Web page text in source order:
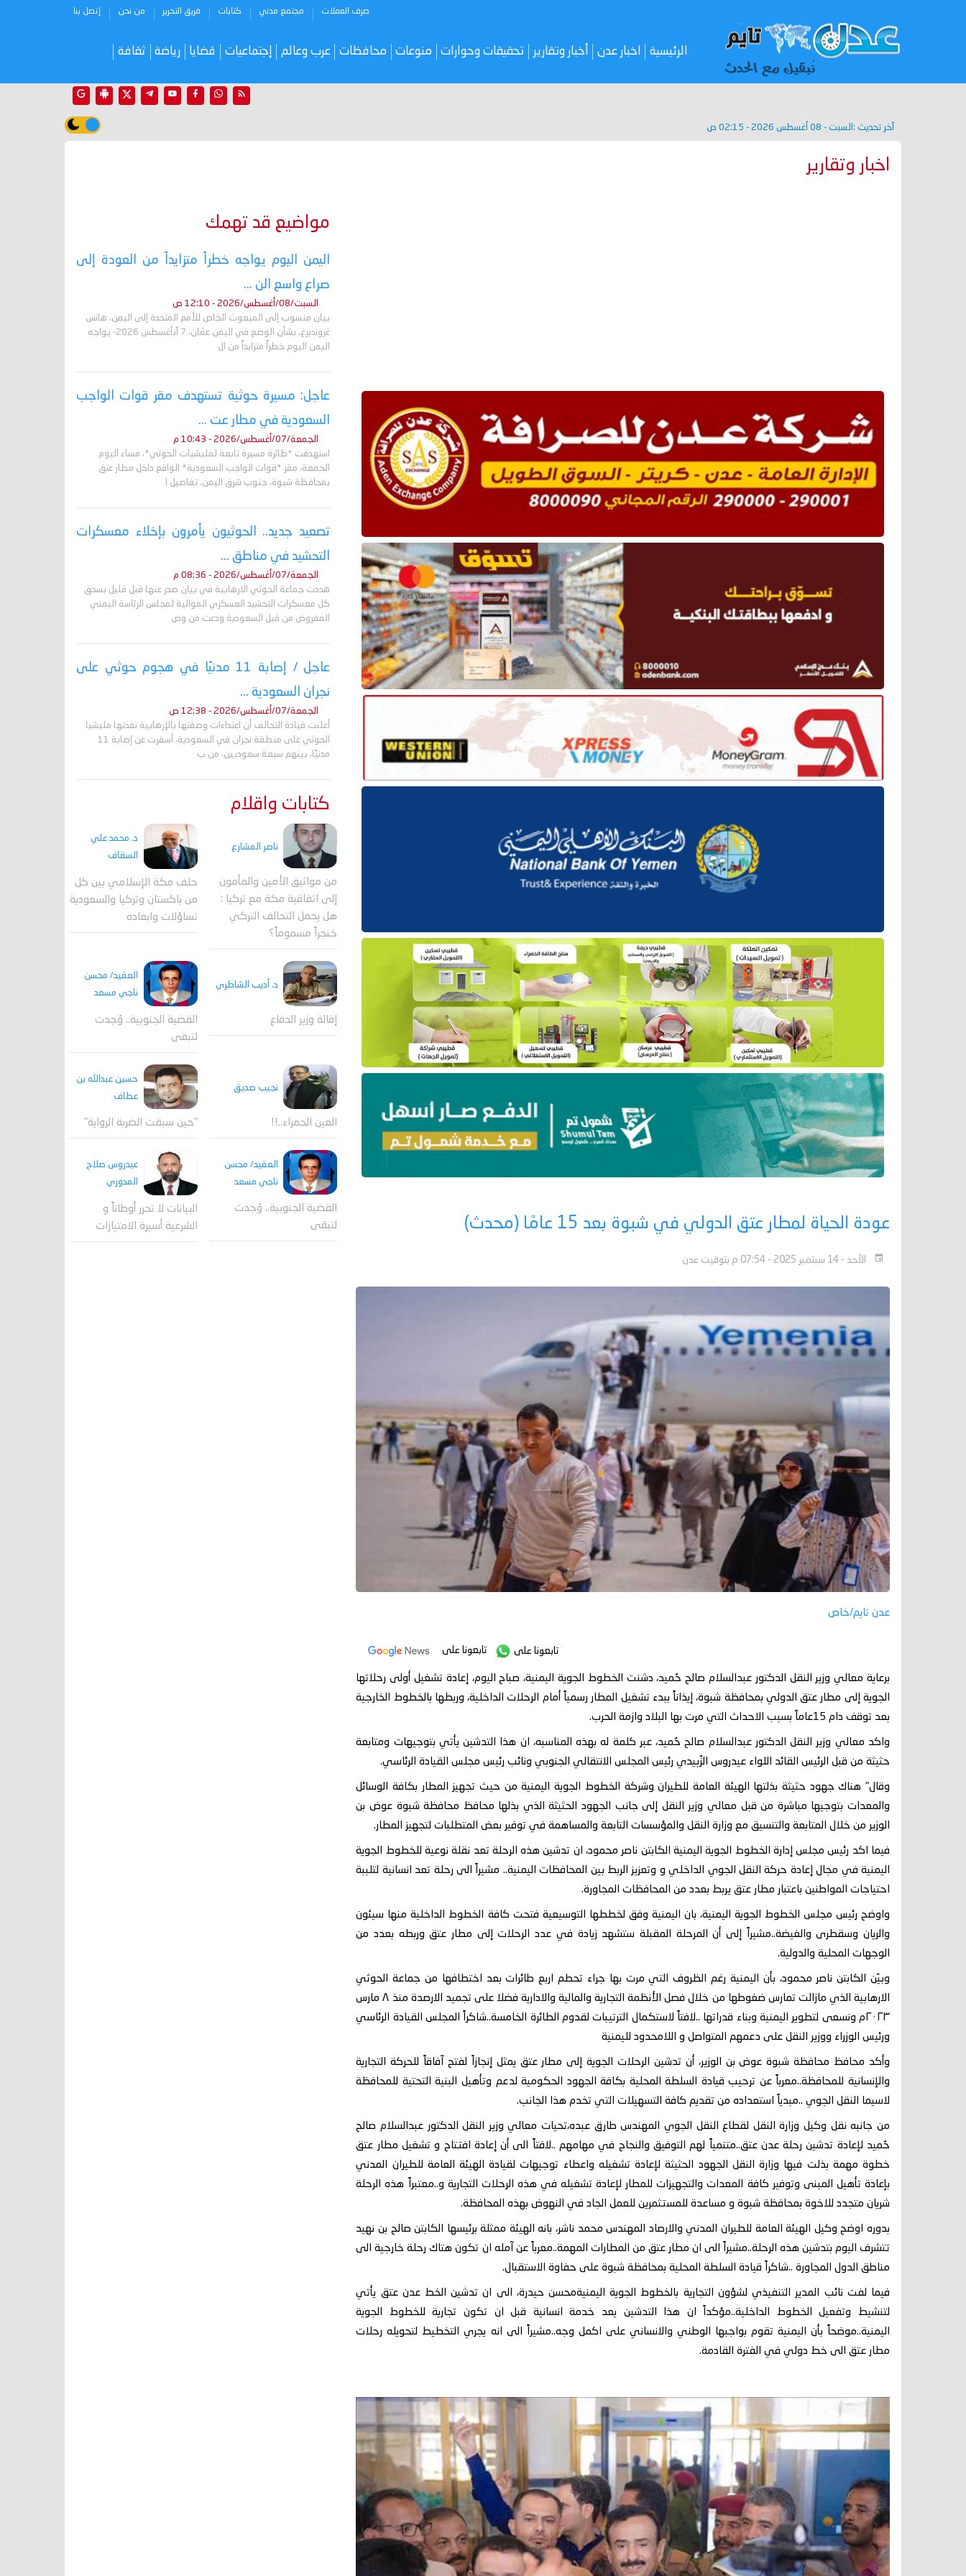
صرف العملات مجتمع مدني كتابات فريق التحرير من نحن إتصل بنا
الرئيسية اخبار عدن أخبار وتقارير تحقيقات وحوارات منوعات محافظات عرب وعالم إجتماعيات قضايا رياضة ثقافة
آخر تحديث : السبت - 08 أغسطس 2026 - 02:15 ص
اخبار وتقارير
عودة الحياة لمطار عتق الدولي في شبوة بعد 15 عامًا (محدث)
الأحد - 14 سبتمبر 2025 - 07:54 م بتوقيت عدن
عدن تايم/خاص
تابعونا على تابعونا على
برعاية معالي وزير النقل الدكتور عبدالسلام صالح حُميد، دشنت الخطوط الجوية اليمنية، صباح اليوم، إعادة تشغيل أولى رحلاتها
الجوية إلى مطار عتق الدولي بمحافظة شبوة، إيذاناً ببدء تشغيل المطار رسمياً أمام الرحلات الداخلية، وربطها بالخطوط الخارجية
بعد توقف دام 15عاماً بسبب الاحداث التي مرت بها البلاد وازمة الحرب.
واكد معالي وزير النقل الدكتور عبدالسلام صالح حُميد، عبر كلمة له بهذه المناسبه، ان هذا التدشين يأتي بتوجيهات ومتابعة
حثيثة من قبل الرئيس القائد اللواء عيدروس الزُبيدي رئيس المجلس الانتقالي الجنوبي ونائب رئيس مجلس القيادة الرئاسي.
وقال" هناك جهود حثيثة بذلتها الهيئة العامة للطيران وشركة الخطوط الجوية اليمنية من حيث تجهيز المطار بكافة الوسائل
والمعدات بتوجيها مباشرة من قبل معالي وزير النقل إلى جانب الجهود الحثيثة الذي بذلها محافظ محافظة شبوة عوض بن
الوزير من خلال المتابعة والتنسيق مع وزارة النقل والمؤسسات التابعة والمساهمة في توفير بعض المتطلبات لتجهيز المطار.
فيما اكد رئيس مجلس إدارة الخطوط الجوية اليمنية الكابتن ناصر محمود، ان تدشين هذه الرحلة تعد نقلة نوعية للخطوط الجوية
اليمنية في مجال إعادة حركة النقل الجوي الداخلي و وتعزيز الربط بين المحافظات اليمنية.. مشيراً الى رحلة تعد انسانية لتلببة
احتياجات المواطنين باعتبار مطار عتق يربط بعدد من المحافظات المجاورة.
واوضح رئيس مجلس الخطوط الجوية اليمنية، بان اليمنية وفق لخططها التوسيعية فتحت كافة الخطوط الداخلية منها سيئون
والريان وسقطرى والغيضة..مشيراً إلى أن المرحلة المقبلة ستشهد زيادة في عدد الرحلات إلى مطار عتق وربطه بعدد من
الوجهات المحلية والدولية.
وبيّن الكابتن ناصر محمود، بأن اليمنية رغم الظروف التي مرت بها جراء تحطم اربع طائرات بعد اختطافها من جماعة الحوثي
الارهابية الذي مازالت تمارس ضغوطها من خلال فصل الأنظمة التجارية والمالية والادارية فضلا على تجميد الارصدة منذ ٨ مارس
٢٠٢٣م ونسعى لتطوير اليمنية وبناء قدراتها ..لافتاً لاستكمال الترتيبات لقدوم الطائرة الخامسة..شاكراً المجلس القيادة الرئاسي
ورئيس الوزراء ووزير النقل على دعمهم المتواصل و اللامحدود لليمنية
وأكد محافظ محافظة شبوة عوض بن الوزير، أن تدشين الرحلات الجوية إلى مطار عتق يمثل إنجازاً لفتح آفاقاً للحركة التجارية
والإنسانية للمحافظة..معرباً عن ترحيب قيادة السلطة المحلية بكافة الجهود الحكومية لدعم وتأهيل البنية التحتية للمحافظة
لاسيما النقل الجوي ..مبدياً استعداده من تقديم كافة التسهيلات التي تخدم هذا الجانب.
من جانبه نقل وكيل وزارة النقل لقطاع النقل الجوي المهندس طارق عبده،تحيات معالي وزير النقل الدكتور عبدالسلام صالح
حُميد لإعادة تدشين رحلة عدن عتق..متنمياً لهم التوفيق والنجاح في مهامهم ..لافتاً الى أن إعادة افتتاح و تشغيل مطار عتق
خطوة مهمة بذلت فيها وزارة النقل الجهود الحثيثة لإعادة تشغيله واعطاء توجيهات لقيادة الهيئة العامة للطيران المدني
بإعادة تأهيل المبنى وتوفير كافة المعدات والتجهيزات للمطار لإعادة تشغيله في هذه الرحلات التجارية و..معتبراً هذه الرحلة
شريان متجدد للاخوة بمحافظة شبوة و مساعدة للمستثمرين للعمل الجاد في النهوض بهذه المحافظة.
بدوره اوضح وكيل الهيئة العامة للطيران المدني والارصاد المهندس محمد ناشر، بانه الهيئة ممثلة برئيسها الكابتن صالح بن نهيد
تتشرف اليوم بتدشين هذه الرحلة..مشيراً الى ان مطار عتق من المطارات المهمة..معرباً عن آمله ان تكون هتاك رحلة خارجية الى
مناطق الدول المجاورة ..شاكراً قيادة السلطة المحلية بمحافظة شبوة على حفاوة الاستقبال.
فيما لفت نائب المدير التنفيذي لشؤون التجارية بالخطوط الجوية اليمنيةمحسن حيدرة، الى ان تدشين الخط عدن عتق يأتي
لتنشيط وتفعيل الخطوط الداخلية..مؤكداً ان هذا التدشين يعد خدمة انسانية قبل ان تكون تجارية للخطوط الجوية
اليمنية..موضحاً بأن اليمنية تقوم بواجبها الوطني والانساني على اكمل وجه..مشيراً الى انه يجري التخطيط لتحويله رحلات
مطار عتق الى خط دولي في الفترة القادمة.
مواضيع قد تهمك
اليمن اليوم يواجه خطراً متزايداً من العودة إلى
صراع واسع الن ...
السبت/08/أغسطس/2026 - 12:10 ص
بيان منسوب إلى المبعوث الخاص للأمم المتحدة إلى اليمن، هانس
غروندبرغ، بشأن الوضع في اليمن عمّان، 7 آبأغسطس 2026- يواجه
اليمن اليوم خطراً متزايداً من ال
عاجل: مسيرة حوثية تستهدف مقر قوات الواجب
السعودية في مطار عت ...
الجمعة/07/أغسطس/2026 - 10:43 م
استهدفت *طائرة مسيرة تابعة لمليشيات الحوثي*، مساء اليوم
الجمعة، مقر *قوات الواجب السعودية* الواقع داخل مطار عتق
بمحافظة شبوة، جنوب شرق اليمن. تفاصيل ا
تصعيد جديد.. الحوثيون يأمرون بإخلاء معسكرات
التحشيد في مناطق ...
الجمعة/07/أغسطس/2026 - 08:36 م
هددت جماعة الحوثي الارهابية في بيان صدر عنها قبل قليل بسحق
كل معسكرات التحشيد العسكري الموالية لمجلس الرئاسة اليمني
المفروض من قبل السعودية ودعت من وص
عاجل / إصابة 11 مدنيًا في هجوم حوثي على
نجران السعودية ...
الجمعة/07/أغسطس/2026 - 12:38 ص
أعلنت قيادة التحالف أن اعتداءات وصفتها بالإرهابية نفذتها مليشيا
الحوثي على منطقة نجران في السعودية، أسفرت عن إصابة 11
مدنيًا، بينهم سبعة سعوديين، من ب
كتابات واقلام
ناصر المشارع
من مواثيق الأمين والمأمون
إلى اتفاقية مكة مع تركيا :
هل يحمل التحالف التركي
خنجراً مسموماً؟
د. محمد علي
السقاف
حلف مكة الإسلامي بين كل
من باكستان وتركيا والسعودية
تساؤلات وابعاده
د. أديب الشاطري
إقالة وزير الدفاع
العقيد/ محسن
ناجي مسعد
القضية الجنوبية.. وُجدت
لتبقى
نجيب صديق
العين الحمراء..!!
حسين عبدالله بن
عطاف
"حين سبقت الضربة الرواية"
العقيد/ محسن
ناجي مسعد
القضية الجنوبية.. وُجدت
لتبقى
عيدروس صلاح
المدوري
البيانات لا تحرر أوطاناً و
الشرعية أسيرة الامتيازات